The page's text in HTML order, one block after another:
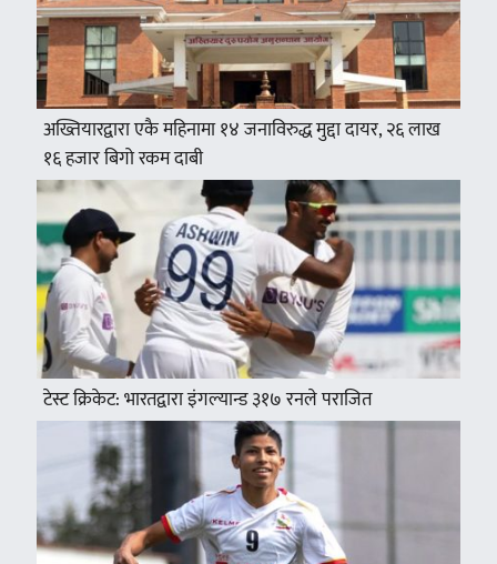
अख्तियारद्वारा एकै महिनामा १४ जनाविरुद्ध मुद्दा दायर, २६ लाख
१६ हजार बिगो रकम दाबी
टेस्ट क्रिकेट: भारतद्वारा इंगल्यान्ड ३१७ रनले पराजित